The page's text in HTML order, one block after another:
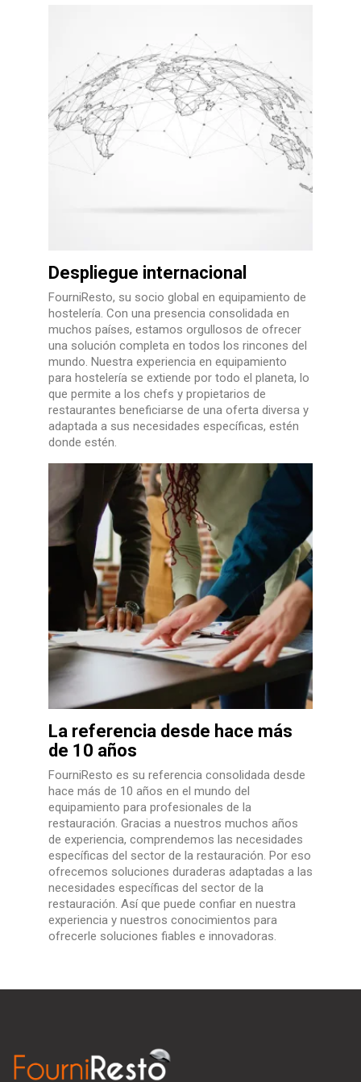
Despliegue internacional
FourniResto, su socio global en equipamiento de
hostelería. Con una presencia consolidada en
muchos países, estamos orgullosos de ofrecer
una solución completa en todos los rincones del
mundo. Nuestra experiencia en equipamiento
para hostelería se extiende por todo el planeta, lo
que permite a los chefs y propietarios de
restaurantes beneficiarse de una oferta diversa y
adaptada a sus necesidades específicas, estén
donde estén.
La referencia desde hace más
de 10 años
FourniResto es su referencia consolidada desde
hace más de 10 años en el mundo del
equipamiento para profesionales de la
restauración. Gracias a nuestros muchos años
de experiencia, comprendemos las necesidades
específicas del sector de la restauración. Por eso
ofrecemos soluciones duraderas adaptadas a las
necesidades específicas del sector de la
restauración. Así que puede confiar en nuestra
experiencia y nuestros conocimientos para
ofrecerle soluciones fiables e innovadoras.